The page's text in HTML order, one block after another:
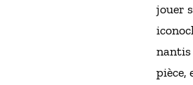
jouer
nantis
pièce,